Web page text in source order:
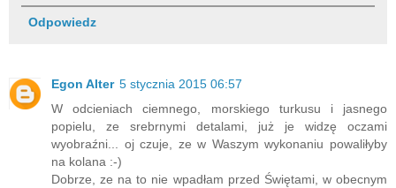
Odpowiedz
Egon Alter 5 stycznia 2015 06:57
W odcieniach ciemnego, morskiego turkusu i jasnego
popielu, ze srebrnymi detalami, już je widzę oczami
wyobraźni... oj czuje, ze w Waszym wykonaniu powaliłyby
na kolana :-)
Dobrze, ze na to nie wpadłam przed Świętami, w obecnym